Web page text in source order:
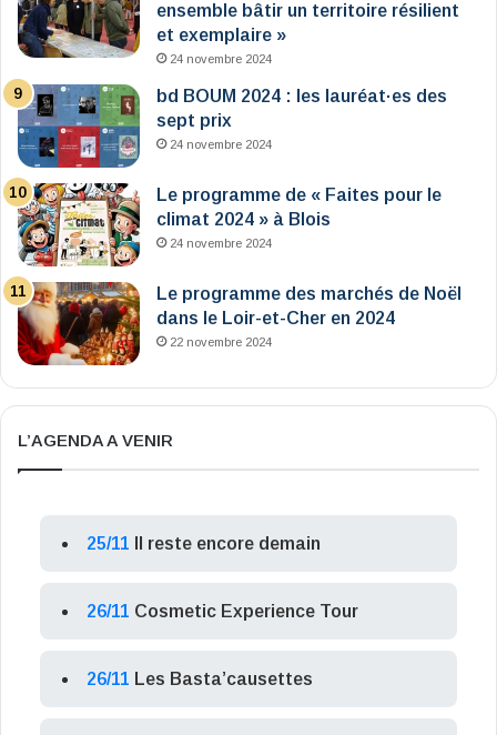
ensemble bâtir un territoire résilient
et exemplaire »
24 novembre 2024
bd BOUM 2024 : les lauréat·es des
sept prix
24 novembre 2024
Le programme de « Faites pour le
climat 2024 » à Blois
24 novembre 2024
Le programme des marchés de Noël
dans le Loir-et-Cher en 2024
22 novembre 2024
L’AGENDA A VENIR
25/11 Il reste encore demain
26/11 Cosmetic Experience Tour
26/11 Les Basta’causettes